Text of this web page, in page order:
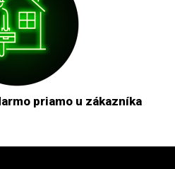
priamo u zákazníka